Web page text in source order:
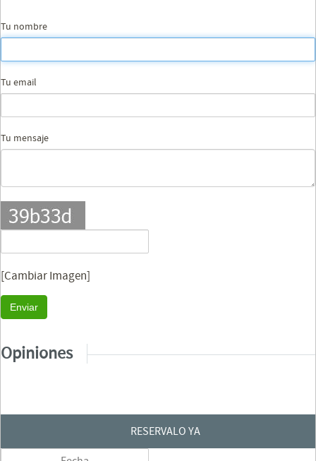
Tu nombre
Tu email
Tu mensaje
[Cambiar Imagen]
Enviar
Opiniones
RESERVALO YA